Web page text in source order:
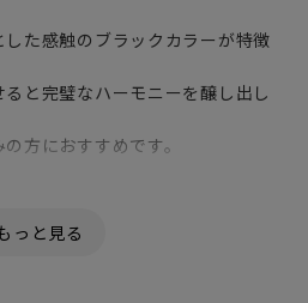
た感触のブラックカラーが特徴
と完璧なハーモニーを醸し出し
方におすすめです。
ワインにもおすすめで